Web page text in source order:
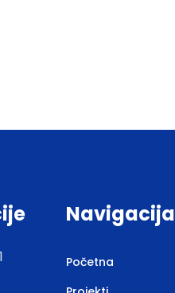
Navigacija
Početna